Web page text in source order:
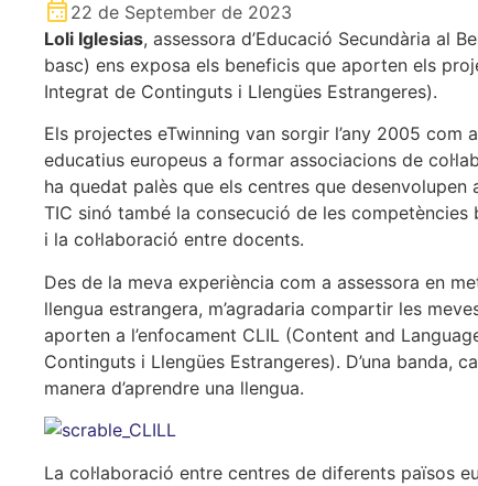
22 de September de 2023
Loli Iglesias, assessora d’Educació Secundària al
basc) ens exposa els beneficis que aporten els
Integrat de Continguts i Llengües Estrangeres).
Els projectes eTwinning van sorgir l’any 2005
educatius europeus a formar associacions de
ha quedat palès que els centres que
TIC sinó també la consecució de les
i la col·laboració entre docents.
Des de la meva experiència com a assessora en
llengua estrangera, m’agradaria compartir les
aporten a l’enfocament CLIL (Content and
Continguts i Llengües Estrangeres). D’una banda,
manera d’aprendre una llengua.
La col·laboració entre centres de diferents països